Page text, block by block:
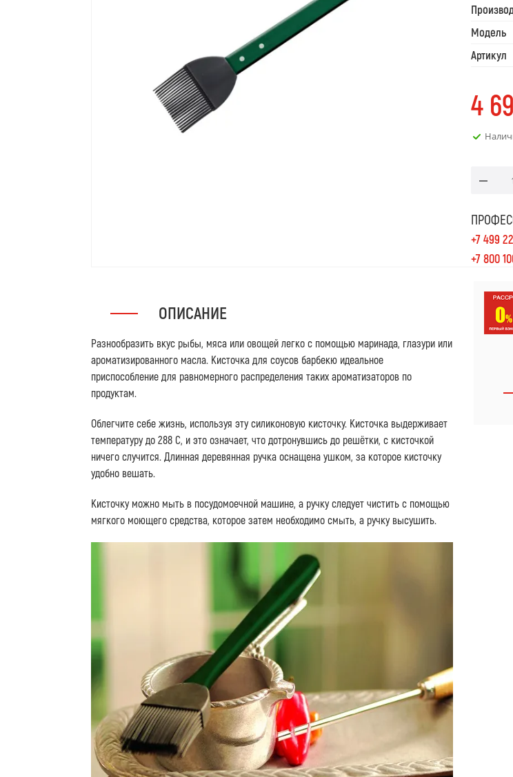
Модель
Артикул
4
+7 499
+7 800
ОПИСАНИЕ
Разнообразить вкус рыбы, мяса или овощей легко с помощью маринада, глазури или
ароматизированного масла. Кисточка для соусов барбекю идеальное
приспособление для равномерного распределения таких ароматизаторов по
продуктам.
Облегчите себе жизнь, используя эту силиконовую кисточку. Кисточка выдерживает
температуру до 288 C, и это означает, что дотронувшись до решётки, с кисточкой
ничего случится. Длинная деревянная ручка оснащена ушком, за которое кисточку
удобно вешать.
Кисточку можно мыть в посудомоечной машине, а ручку следует чистить с помощью
мягкого моющего средства, которое затем необходимо смыть, а ручку высушить.